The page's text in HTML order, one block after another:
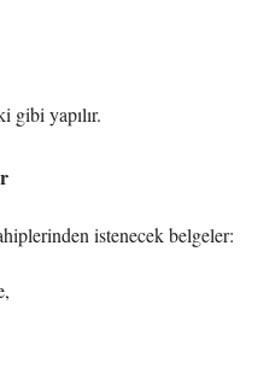
gibi yapılır.
istenecek belgeler: